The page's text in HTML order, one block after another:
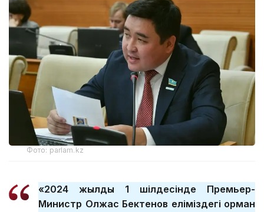
Фото: parlam.kz
«2024 жылдың 1 шілдесінде Премьер-
Министр Олжас Бектенов еліміздегі орман